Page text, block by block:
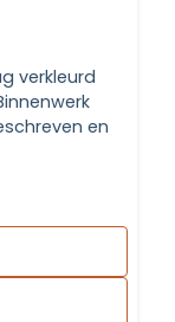
verkleurd
en